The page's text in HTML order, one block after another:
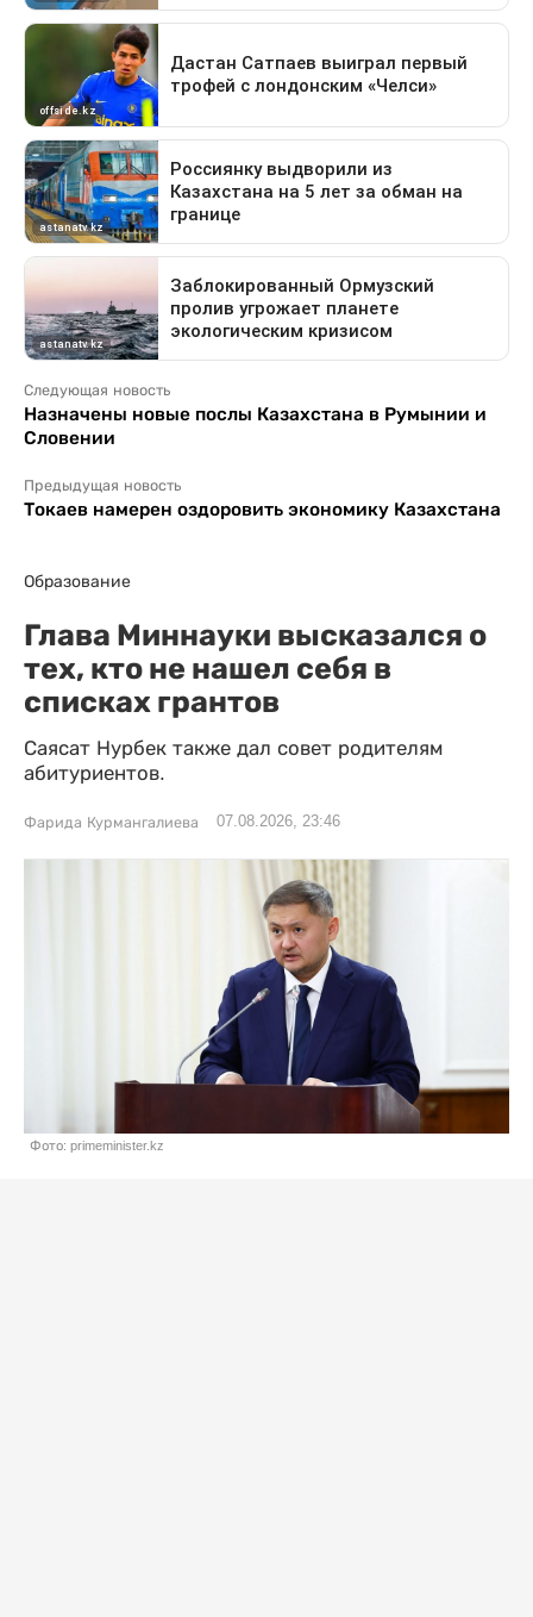
Следующая новость
Назначены новые послы Казахстана в Румынии и
Словении
Предыдущая новость
Токаев намерен оздоровить экономику Казахстана
Образование
Глава Миннауки высказался о
тех, кто не нашел себя в
списках грантов
Саясат Нурбек также дал совет родителям
абитуриентов.
Фарида Курмангалиева 07.08.2026, 23:46
Фото: primeminister.kz